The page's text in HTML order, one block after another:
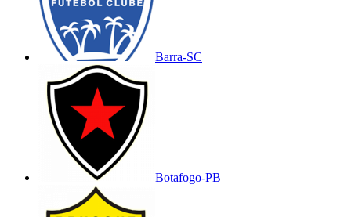
Barra-SC
Botafogo-PB